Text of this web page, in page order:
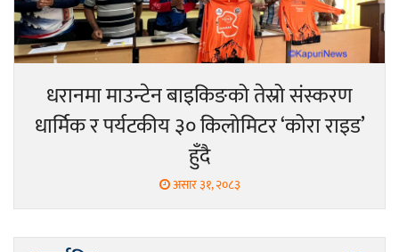
धरानमा माउन्टेन बाइकिङको तेस्रो संस्करण
धार्मिक र पर्यटकीय ३० किलोमिटर ‘कोरा राइड’
हुँदै
असार ३१, २०८३